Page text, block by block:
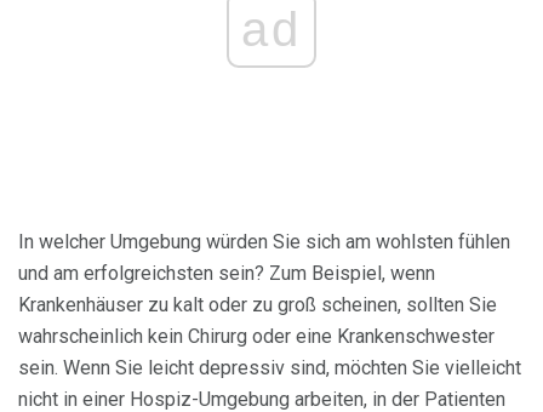
ad
In welcher Umgebung würden Sie sich am wohlsten fühlen
und am erfolgreichsten sein? Zum Beispiel, wenn
Krankenhäuser zu kalt oder zu groß scheinen, sollten Sie
wahrscheinlich kein Chirurg oder eine Krankenschwester
sein. Wenn Sie leicht depressiv sind, möchten Sie vielleicht
nicht in einer Hospiz-Umgebung arbeiten, in der Patienten